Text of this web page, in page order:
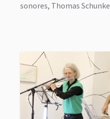
sonores, Thomas Schunke